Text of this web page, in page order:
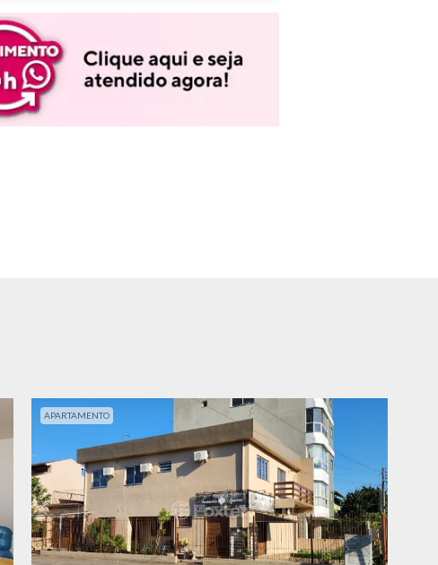
APARTAMENTO